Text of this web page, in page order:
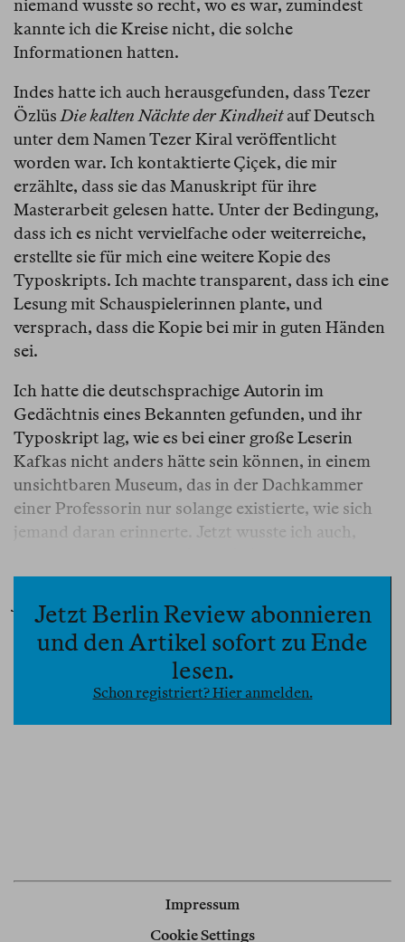
niemand wusste so recht, wo es war, zumindest
kannte ich die Kreise nicht, die solche
Informationen hatten.
Indes hatte ich auch herausgefunden, dass Tezer
ÖzlüsDie kalten Nächte der Kindheitauf Deutsch
unter dem Namen Tezer Kiral veröffentlicht
worden war. Ich kontaktierte Çiçek, die mir
erzählte, dass sie das Manuskript für ihre
Masterarbeit gelesen hatte. Unter der Bedingung,
dass ich es nicht vervielfache oder weiterreiche,
erstellte sie für mich eine weitere Kopie des
Typoskripts. Ich machte transparent, dass ich eine
Lesung mit Schauspielerinnen plante, und
versprach, dass die Kopie bei mir in guten Händen
sei.
Ich hatte die deutschsprachige Autorin im
Gedächtnis eines Bekannten gefunden, und ihr
Typoskript lag, wie es bei einer große Leserin
Kafkas nicht anders hätte sein können, in einem
unsichtbaren Museum, das in der Dachkammer
einer Professorin nur solange existierte, wie sich
jemand daran erinnerte. Jetzt wusste ich auch,
Selbstmordesum die Vorlage zuYaşamın ucuna
yolculuk
(«Reise an den Rand des Lebens»)
handelt. Tezer Özlü hatte ihren zunächst auf
Deutsch verfassten Roman auf Türkisch neu
geschrieben und in der Türkei unter anderem Titel
veröffentlicht.
Jetzt Berlin Review abonnieren
und den Artikel sofort zu Ende
lesen.
Schon registriert? Hier anmelden.
Impressum
Cookie Settings